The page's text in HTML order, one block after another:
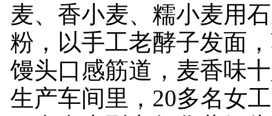
麦、香小麦、糯小麦用
粉，以手工老酵子发面
馒头口感筋道，麦香味
生产车间里，20多名女